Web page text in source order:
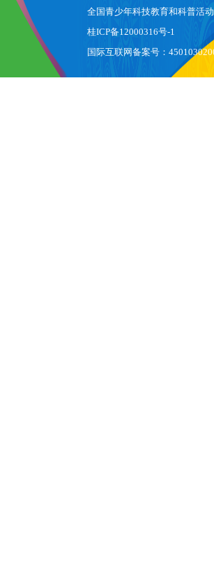
全国青少年科技教育和科普活
桂ICP备12000316号-1
国际互联网备案号：